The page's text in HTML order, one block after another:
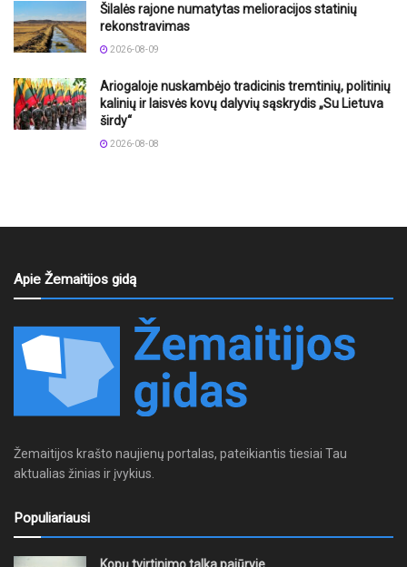
Šilalės rajone numatytas melioracijos statinių
rekonstravimas
2026-08-09
Ariogaloje nuskambėjo tradicinis tremtinių, politinių
kalinių ir laisvės kovų dalyvių sąskrydis „Su Lietuva
širdy“
2026-08-08
Apie Žemaitijos gidą
Žemaitijos krašto naujienų portalas, pateikiantis tiesiai Tau
aktualias žinias ir įvykius.
Populiariausi